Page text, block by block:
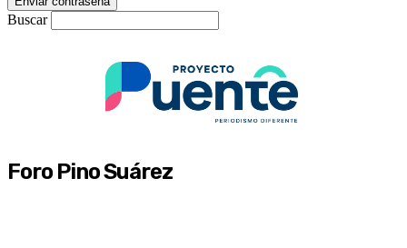
Buscar
Foro Pino Suárez